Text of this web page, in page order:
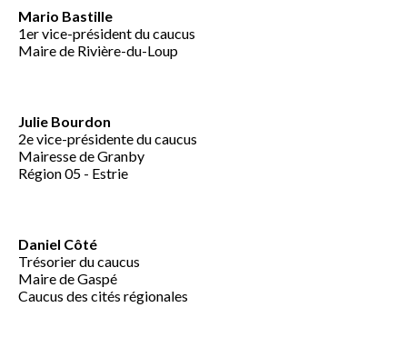
Mario Bastille
1er vice-président du caucus
Maire de Rivière-du-Loup
Julie Bourdon
2e vice-présidente du caucus
Mairesse de Granby
Région 05 - Estrie
Daniel Côté
Trésorier du caucus
Maire de Gaspé
Caucus des cités régionales